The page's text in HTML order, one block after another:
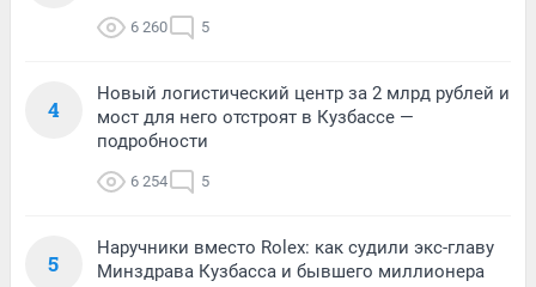
6 260 5
4
Новый логистический центр за 2 млрд рублей и
мост для него отстроят в Кузбассе —
подробности
6 254 5
5
Наручники вместо Rolex: как судили экс-главу
Минздрава Кузбасса и бывшего миллионера